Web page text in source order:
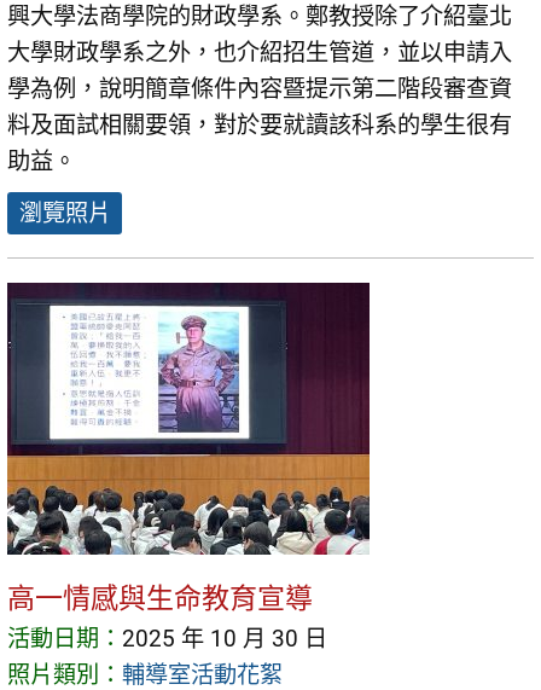
興大學法商學院的財政學系。鄭教授除了介紹臺北
大學財政學系之外，也介紹招生管道，並以申請入
學為例，說明簡章條件內容暨提示第二階段審查資
料及面試相關要領，對於要就讀該科系的學生很有
助益。
瀏覽照片
高一情感與生命教育宣導
活動日期： 2025 年 10 月 30 日
照片類別： 輔導室活動花絮